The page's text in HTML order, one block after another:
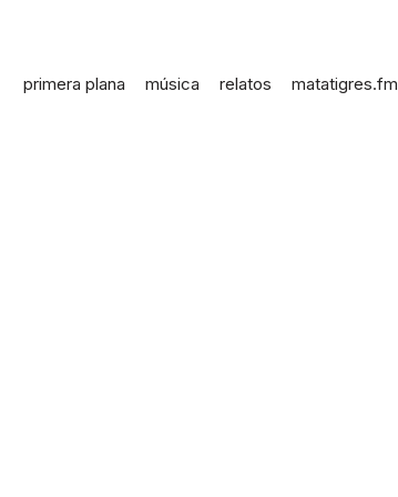
primera plana música relatos matatigres.fm